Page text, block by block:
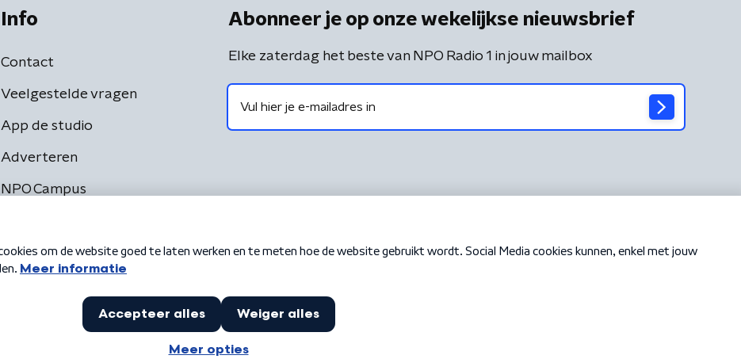
Info
Contact
Veelgestelde vragen
App de studio
Adverteren
NPO Campus
Abonneer je op onze wekelijkse nieuwsbrief
Elke zaterdag het beste van NPO Radio 1 in jouw mailbox